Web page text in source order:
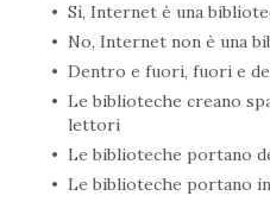
Sì, Internet è una
No, Internet non è una
Dentro e fuori, fuori e
Le biblioteche creano
lettori
Le biblioteche portano
Le biblioteche portano